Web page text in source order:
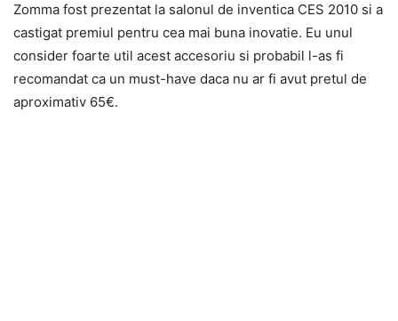
Zomma fost prezentat la salonul de inventica CES 2010 si a
castigat premiul pentru cea mai buna inovatie. Eu unul
consider foarte util acest accesoriu si probabil l-as fi
recomandat ca un must-have daca nu ar fi avut pretul de
aproximativ 65€.